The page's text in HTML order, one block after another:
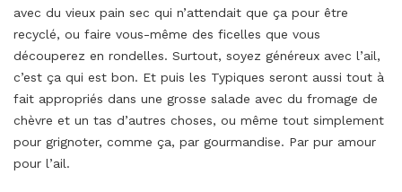
avec du vieux pain sec qui n’attendait que ça pour être
recyclé, ou faire vous-même des ficelles que vous
découperez en rondelles. Surtout, soyez généreux avec l’ail,
c’est ça qui est bon. Et puis les Typiques seront aussi tout à
fait appropriés dans une grosse salade avec du fromage de
chèvre et un tas d’autres choses, ou même tout simplement
pour grignoter, comme ça, par gourmandise. Par pur amour
pour l’ail.